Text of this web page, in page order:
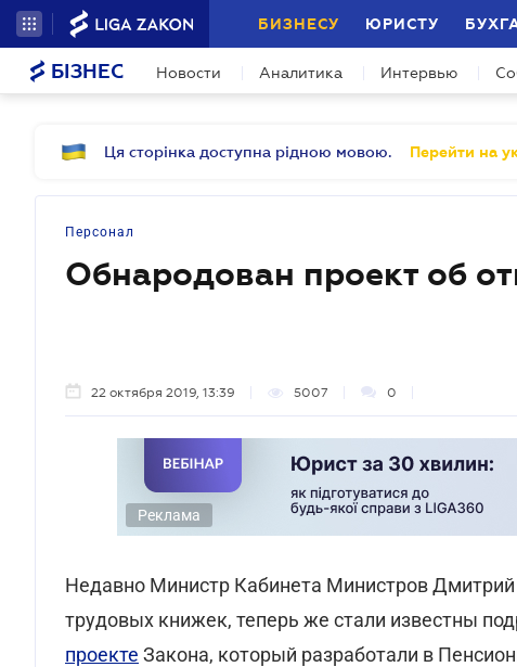
БИЗНЕСУ ЮРИСТУ
БІЗНЕС Новости Аналитика Интервью
Ця сторінка доступна рідною мовою. Перейти на
Персонал
Обнародован проект об
22 октября 2019, 13:39 5007 0
Реклама
Недавно Министр Кабинета Министров
трудовых книжек, теперь же стали известны
проекте Закона, который разработали в